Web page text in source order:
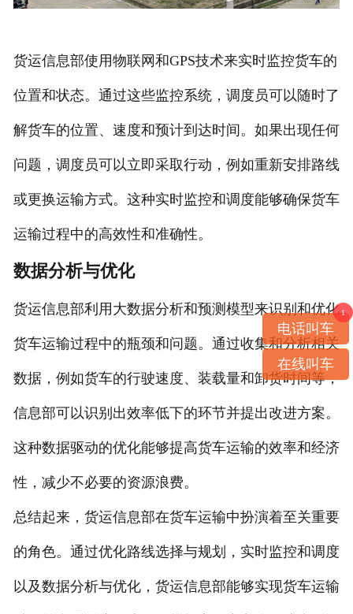
货运信息部使用物联网和GPS技术来实时监控货车的
位置和状态。通过这些监控系统，调度员可以随时了
解货车的位置、速度和预计到达时间。如果出现任何
问题，调度员可以立即采取行动，例如重新安排路线
或更换运输方式。这种实时监控和调度能够确保货车
运输过程中的高效性和准确性。
数据分析与优化
货运信息部利用大数据分析和预测模型来识别和优化
货车运输过程中的瓶颈和问题。通过收集和分析相关
数据，例如货车的行驶速度、装载量和卸货时间等，
信息部可以识别出效率低下的环节并提出改进方案。
这种数据驱动的优化能够提高货车运输的效率和经济
性，减少不必要的资源浪费。
总结起来，货运信息部在货车运输中扮演着至关重要
的角色。通过优化路线选择与规划，实时监控和调度
以及数据分析与优化，货运信息部能够实现货车运输
电话叫车
1
在线叫车